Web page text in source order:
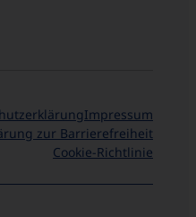
Impressum
zur Barrierefreiheit
Cookie-Richtlinie